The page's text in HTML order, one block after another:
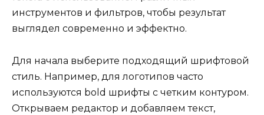
инструментов и фильтров, чтобы результат
выглядел современно и эффектно.
Для начала выберите подходящий шрифтовой
стиль. Например, для логотипов часто
используются bold шрифты с четким контуром.
Открываем редактор и добавляем текст,